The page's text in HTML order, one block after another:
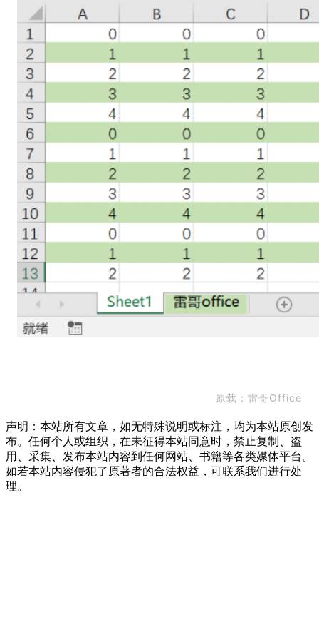
原载：雷哥Office
声明：本站所有文章，如无特殊说明或标注，均为本站原创发
布。任何个人或组织，在未征得本站同意时，禁止复制、盗
用、采集、发布本站内容到任何网站、书籍等各类媒体平台。
如若本站内容侵犯了原著者的合法权益，可联系我们进行处
理。